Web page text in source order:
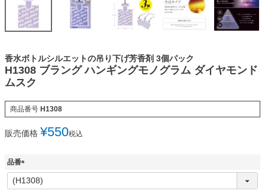
香水ボトルシルエットの吊り下げ芳香剤 3個パック
H1308 ブラング ハンギングモノグラム ダイヤモンド
ムスク
商品番号 H1308
販売価格 ¥550税込
品番
(
必